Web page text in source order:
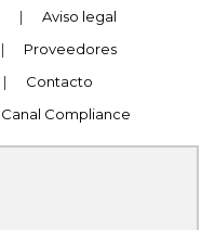
|
Aviso legal
|
Proveedores
|
Contacto
Canal Compliance